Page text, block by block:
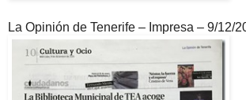
La Opinión de Tenerife – Impresa – 9/12/